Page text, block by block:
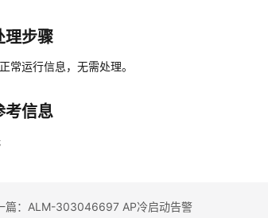
理步骤
正常运行信息，无需处理。
考信息
篇：ALM-303046697 AP冷启动告警